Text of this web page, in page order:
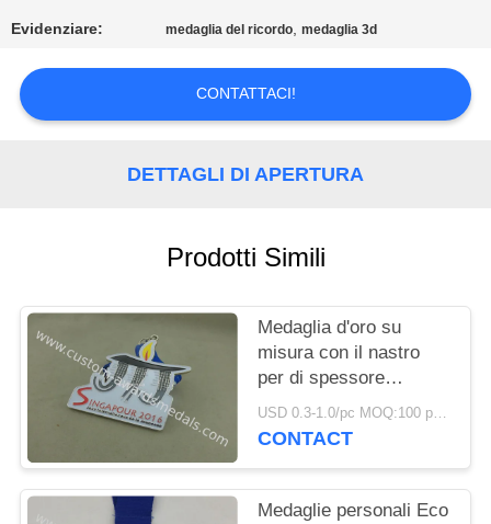
NOTIZIE
CASI
PRIVACY
POLICY
Evidenziare: medaglia del ricordo,medaglia 3d
CONTATTACI!
DETTAGLI DI APERTURA
Prodotti Simili
Medaglia d'oro su
misura con il nastro
per di spessore
medaglioni/di sport 2 -
5 il millimetro
USD 0.3-1.0/pc MOQ:100 pc per progettazione
CONTACT
Medaglie personali Eco